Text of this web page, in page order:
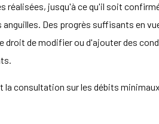
jusqu'à ce qu'il soit
Des progrès suffisants en
droit de modifier ou d'ajouter des
consultation sur les débits